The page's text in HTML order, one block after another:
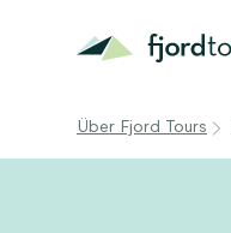
Über Fjord Tours